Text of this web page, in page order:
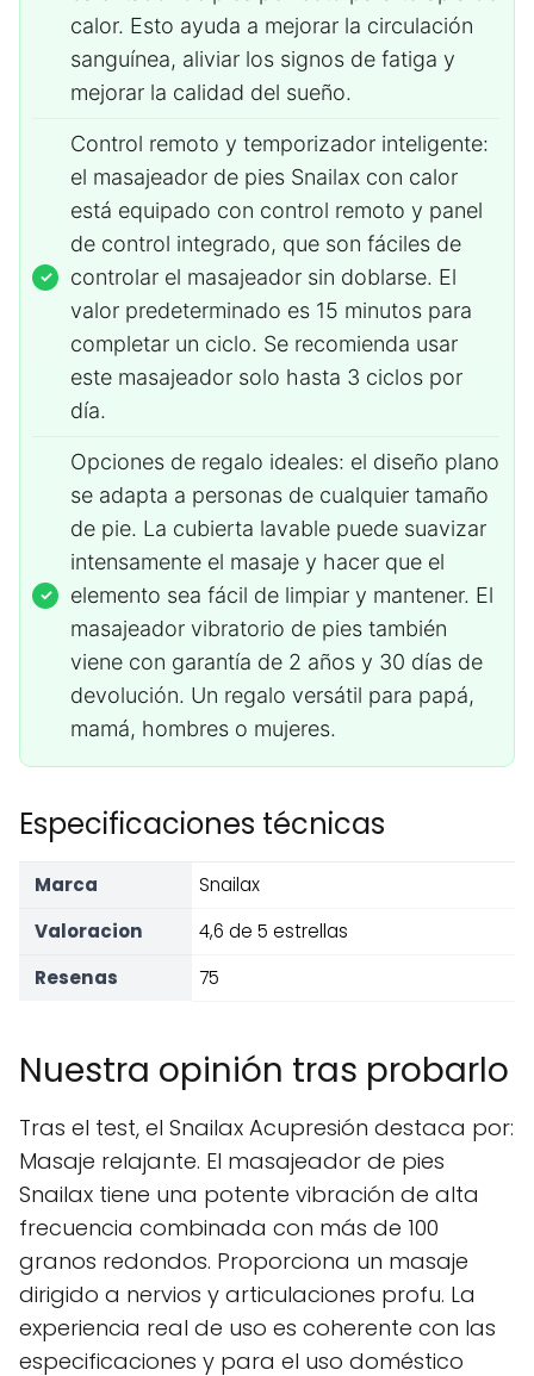
calor. Esto ayuda a mejorar la circulación
sanguínea, aliviar los signos de fatiga y
mejorar la calidad del sueño.
Control remoto y temporizador inteligente:
el masajeador de pies Snailax con calor
está equipado con control remoto y panel
de control integrado, que son fáciles de
controlar el masajeador sin doblarse. El
valor predeterminado es 15 minutos para
completar un ciclo. Se recomienda usar
este masajeador solo hasta 3 ciclos por
día.
Opciones de regalo ideales: el diseño plano
se adapta a personas de cualquier tamaño
de pie. La cubierta lavable puede suavizar
intensamente el masaje y hacer que el
elemento sea fácil de limpiar y mantener. El
masajeador vibratorio de pies también
viene con garantía de 2 años y 30 días de
devolución. Un regalo versátil para papá,
mamá, hombres o mujeres.
Especificaciones técnicas
Marca
Snailax
Valoracion
4,6 de 5 estrellas
Resenas
75
Nuestra opinión tras probarlo
Tras el test, el Snailax Acupresión destaca por:
Masaje relajante. El masajeador de pies
Snailax tiene una potente vibración de alta
frecuencia combinada con más de 100
granos redondos. Proporciona un masaje
dirigido a nervios y articulaciones profu. La
experiencia real de uso es coherente con las
especificaciones y para el uso doméstico